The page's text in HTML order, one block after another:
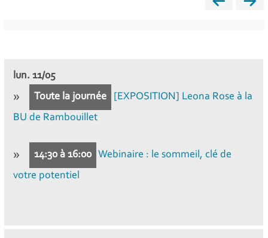
lun. 11/05
Toute la journée
[EXPOSITION] Leona Rose à la
BU de Rambouillet
14:30 à 16:00
Webinaire : le sommeil, clé de
votre potentiel